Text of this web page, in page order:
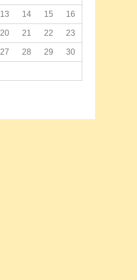
13 14 15 16
20 21 22 23
27 28 29 30